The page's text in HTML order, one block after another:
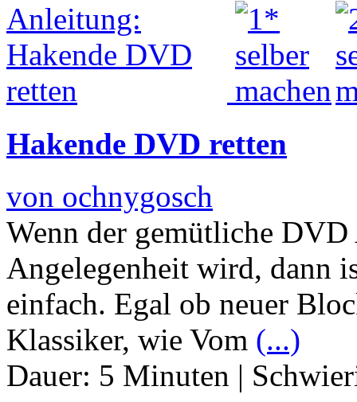
Hakende DVD retten
von ochnygosch
Wenn der gemütliche DVD
Angelegenheit wird, dann
einfach. Egal ob neuer
Klassiker, wie Vom (...)
Dauer: 5 Minuten |